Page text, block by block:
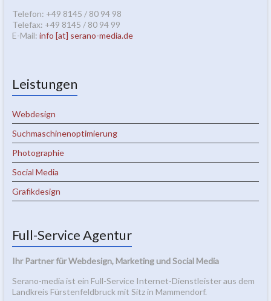
Telefon: +49 8145 / 80 94 98
Telefax: +49 8145 / 80 94 99
E-Mail: info [at] serano-media.de
Leistungen
Webdesign
Suchmaschinenoptimierung
Photographie
Social Media
Grafikdesign
Full-Service Agentur
Ihr Partner für Webdesign, Marketing und Social Media
Serano-media ist ein Full-Service Internet-Dienstleister aus dem
Landkreis Fürstenfeldbruck mit Sitz in Mammendorf.